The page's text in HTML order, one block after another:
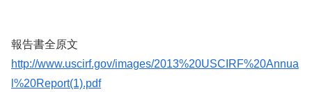
報告書全原文
http://www.uscirf.gov/images/2013%20USCIRF%20Annua
l%20Report(1).pdf